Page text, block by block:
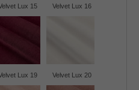
Lux 15 Velvet Lux 16
Lux 19 Velvet Lux 20